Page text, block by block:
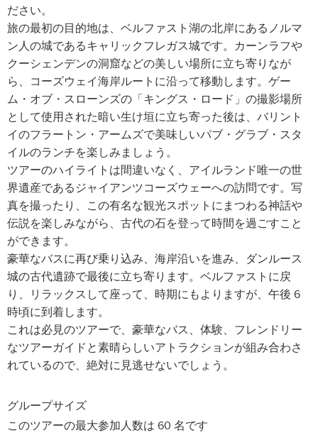
ださい。
旅の最初の目的地は、ベルファスト湖の北岸にあるノルマ
ン人の城であるキャリックフレガス城です。カーンラフや
クーシェンデンの洞窟などの美しい場所に立ち寄りなが
ら、コーズウェイ海岸ルートに沿って移動します。ゲー
ム・オブ・スローンズの「キングス・ロード」の撮影場所
として使用された暗い生け垣に立ち寄った後は、バリント
イのフラートン・アームズで美味しいパブ・グラブ・スタ
イルのランチを楽しみましょう。
ツアーのハイライトは間違いなく、アイルランド唯一の世
界遺産であるジャイアンツコーズウェーへの訪問です。写
真を撮ったり、この有名な観光スポットにまつわる神話や
伝説を楽しみながら、古代の石を登って時間を過ごすこと
ができます。
豪華なバスに再び乗り込み、海岸沿いを進み、ダンルース
城の古代遺跡で最後に立ち寄ります。ベルファストに戻
り、リラックスして座って、時期にもよりますが、午後 6
時頃に到着します。
これは必見のツアーで、豪華なバス、体験、フレンドリー
なツアーガイドと素晴らしいアトラクションが組み合わさ
れているので、絶対に見逃せないでしょう。
グループサイズ
このツアーの最大参加人数は 60 名です